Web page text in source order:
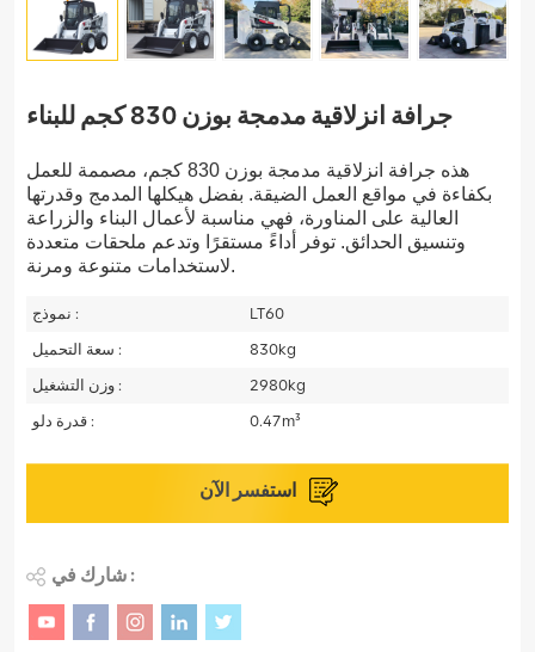
جرافة انزلاقية مدمجة بوزن 830 كجم للبناء
هذه جرافة انزلاقية مدمجة بوزن 830 كجم، مصممة للعمل
بكفاءة في مواقع العمل الضيقة. بفضل هيكلها المدمج وقدرتها
العالية على المناورة، فهي مناسبة لأعمال البناء والزراعة
وتنسيق الحدائق. توفر أداءً مستقرًا وتدعم ملحقات متعددة
لاستخدامات متنوعة ومرنة.
نموذج :
LT60
سعة التحميل :
830kg
وزن التشغيل :
2980kg
قدرة دلو :
0.47m³
شارك في :